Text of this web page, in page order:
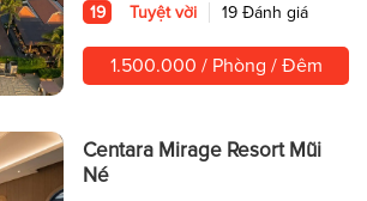
19 Tuyệt vời 19 Đánh giá
1.500.000 / Phòng / Đêm
Centara Mirage Resort Mũi
Né